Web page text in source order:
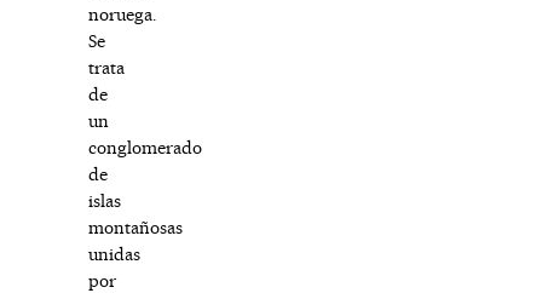
noruega.
Se
trata
de
un
conglomerado
de
islas
montañosas
unidas
por